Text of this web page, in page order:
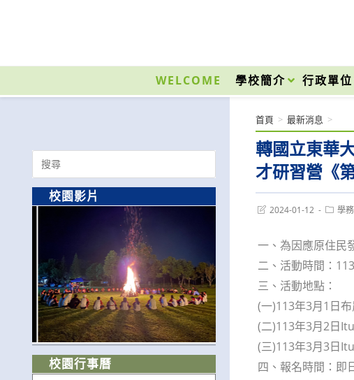
內
WELCOME 學校簡介 行政單
轉國立東華
才研習營《
首頁 > 最新消息 >
Post2024-01-12
Post學
一、為因應原住民
二、活動時間：
三、活動地點：
(一)113年3月1日
(二)113年3月2日
(三)113年3月3日
四、報名時間：即
Search
for:
校園影片
校園行事曆